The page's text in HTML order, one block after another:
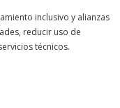
inclusivo y alianzas
reducir uso de
técnicos.